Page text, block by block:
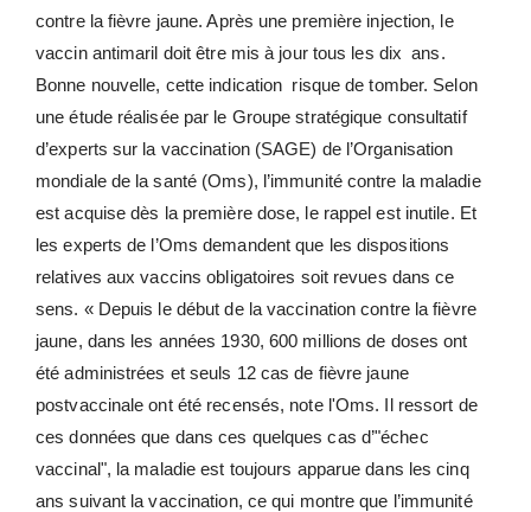
contre la fièvre jaune. Après une première injection, le
vaccin antimaril doit être mis à jour tous les dix ans.
Bonne nouvelle, cette indication risque de tomber. Selon
une étude réalisée par le Groupe stratégique consultatif
d’experts sur la vaccination (SAGE) de l’Organisation
mondiale de la santé (Oms), l’immunité contre la maladie
est acquise dès la première dose, le rappel est inutile. Et
les experts de l’Oms demandent que les dispositions
relatives aux vaccins obligatoires soit revues dans ce
sens. « Depuis le début de la vaccination contre la fièvre
jaune, dans les années 1930, 600 millions de doses ont
été administrées et seuls 12 cas de fièvre jaune
postvaccinale ont été recensés, note l'Oms. Il ressort de
ces données que dans ces quelques cas d’"échec
vaccinal", la maladie est toujours apparue dans les cinq
ans suivant la vaccination, ce qui montre que l’immunité